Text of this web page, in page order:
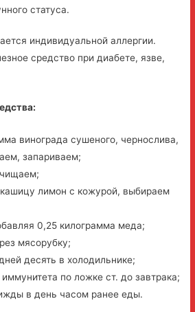
статуса.
индивидуальной аллергии.
средство при диабете, язве,
винограда сушеного, чернослива,
запариваем;
лимон с кожурой, выбираем
0,25 килограмма меда;
мясорубку;
десять в холодильнике;
по ложке ст. до завтрака;
в день часом ранее еды.